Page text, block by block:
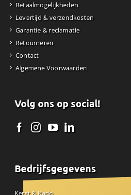
Betaalmogelijkheden
Levertijd & verzendkosten
Garantie & reclamatie
Retourneren
Contact
Algemene Voorwaarden
Volg ons op social!
Bedrijfsgegevens
Kerst & Kado